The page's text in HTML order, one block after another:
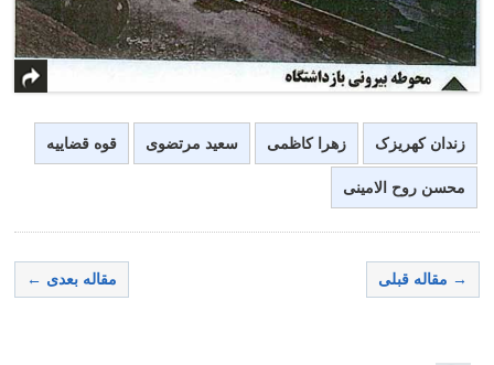
زندان کهریزک زهرا کاظمی سعید مرتضوی قوه قضاییه
محسن روح الامینی
→ مقاله قبلی مقاله بعدی ←